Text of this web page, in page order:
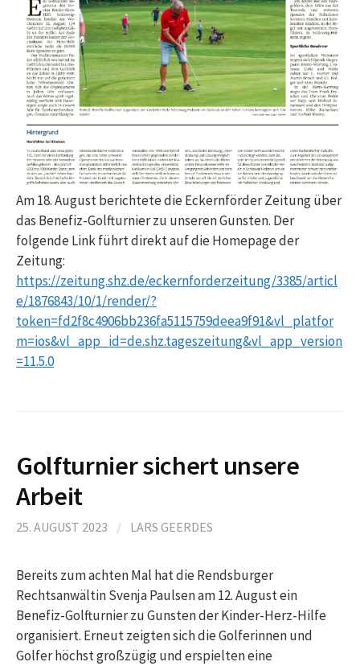
Am 18. August berichtete die Eckernförder Zeitung über
das Benefiz-Golfturnier zu unseren Gunsten. Der
folgende Link führt direkt auf die Homepage der
Zeitung:
https://zeitung.shz.de/eckernforderzeitung/3385/articl
e/1876843/10/1/render/?
token=fd2f8c4906bb236fa5115759deea9f91&vl_platfor
m=ios&vl_app_id=de.shz.tageszeitung&vl_app_version
=11.5.0
Golfturnier sichert unsere
Arbeit
25. AUGUST 2023 / LARS GEERDES
Bereits zum achten Mal hat die Rendsburger
Rechtsanwältin Svenja Paulsen am 12. August ein
Benefiz-Golfturnier zu Gunsten der Kinder-Herz-Hilfe
organisiert. Erneut zeigten sich die Golferinnen und
Golfer höchst großzügig und erspielten eine